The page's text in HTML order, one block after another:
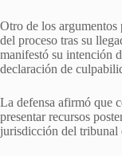
Otro de los argumentos
del proceso tras su
manifestó su intención
declaración de
La defensa afirmó que
presentar recursos
jurisdicción del tribunal